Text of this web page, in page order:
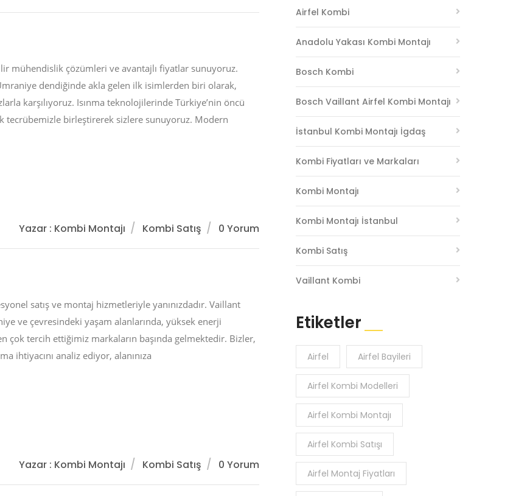
mühendislik çözümleri ve avantajlı fiyatlar sunuyoruz.
dendiğinde akla gelen ilk isimlerden biri olarak,
karşılıyoruz. Isınma teknolojilerinde Türkiye’nin öncü
tecrübemizle birleştirerek sizlere sunuyoruz. Modern
Yazar : Kombi Montajı Kombi Satış 0 Yorum
satış ve montaj hizmetleriyle yanınızdadır. Vaillant
ve çevresindeki yaşam alanlarında, yüksek enerji
tercih ettiğimiz markaların başında gelmektedir. Bizler,
ihtiyacını analiz ediyor, alanınıza
Yazar : Kombi Montajı Kombi Satış 0 Yorum
Airfel Kombi
Anadolu Yakası Kombi Montajı
Bosch Kombi
Bosch Vaillant Airfel Kombi Montajı
İstanbul Kombi Montajı İgdaş
Kombi Fiyatları ve Markaları
Kombi Montajı
Kombi Montajı İstanbul
Kombi Satış
Vaillant Kombi
Etiketler
Airfel Airfel Bayileri
Airfel Kombi Modelleri
Airfel Kombi Montajı
Airfel Kombi Satışı
Airfel Montaj Fiyatları